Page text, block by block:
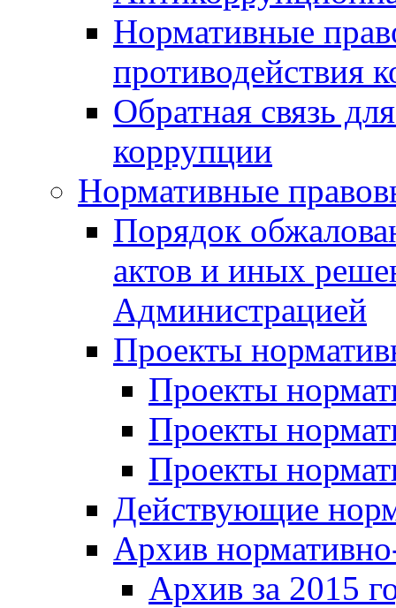
Нормативные
противодействия
Обратная связь
коррупции
Нормативные
Порядок
актов и иных
Администрацией
Проекты
Проекты
Проекты
Проекты
Действующие
Архив
Архив за 2015